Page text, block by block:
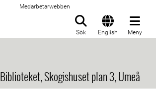
Medarbetarwebben
Sök English Meny
Biblioteket, Skogishuset plan 3, Umeå